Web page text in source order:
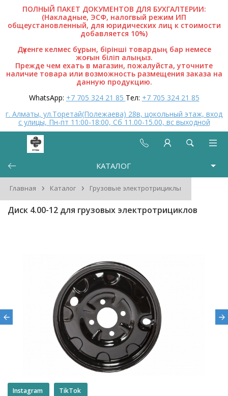
ПОЛНЫЙ ПАКЕТ ДОКУМЕНТОВ ДЛЯ БУХГАЛТЕРИИ:
(Накладные, ЭСФ, налогвый режим ИП
общеустановленный, для юридических лиц к стоимости
добавляется 10%)
Дүкенге келмес бұрын, бірінші товардың бар немесе
жоғын біліп алыңыз.
Прежде чем ехать в магазин, пожалуйста, уточните
наличие товара или возможность размещения заказа на
данную продукцию.
WhatsApp: +7 705 324 21 85 Тел: +7 705 324 21 85
г. Алматы, ул.Торетай(Полежаева) 28в, цокольный этаж, вход
с улицы, Пн-пт 11:00-18:00, Сб 11.00-15.00, вс выходной
КАТАЛОГ
Главная › Каталог › Грузовые электротрициклы
Диск 4.00-12 для грузовых электротрициклов
Instagram TikTok